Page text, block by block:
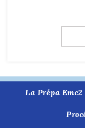
La Prépa Emc2